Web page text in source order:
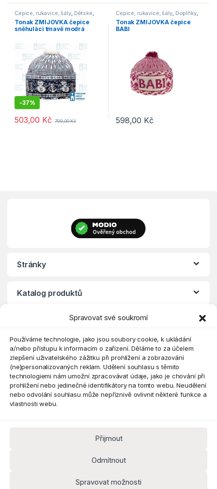
Spravovat své soukromí
Používáme technologie, jako jsou soubory cookie, k ukládání
a/nebo přístupu k informacím o zařízení. Děláme to za účelem
zlepšení uživatelského zážitku při prohlížení a zobrazování
(ne)personalizovaných reklam. Udělení souhlasu s těmito
technologiemi nám umožní zpracovávat údaje, jako je chování při
prohlížení nebo jedinečné identifikátory na tomto webu. Neudělení
nebo odvolání souhlasu může nepříznivě ovlivnit některé funkce a
vlastnosti webu.
Přijmout
Odmítnout
Spravovat možnosti
Čepice, rukavice, šály, Dětské,
Outdoor a volný čas ,Výprodej
Tonak ZMIJOVKA čepice
sněhuláci tmavě modrá
-37%
503,00 Kč 799,00Kč
Čepice, rukavice, šály, Doplňky,
Výprodej
Tonak ZMIJOVKA čepice
BABI
598,00 Kč
Stránky
Katalog produktů
Máte dotaz? Kontaktujte nás
k.cz
Kancelář 8:30 - 16:00